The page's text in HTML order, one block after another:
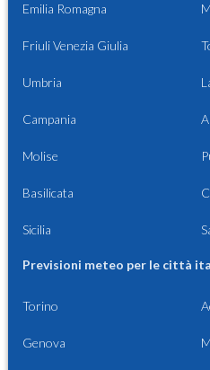
Emilia Romagna
Friuli Venezia Giulia
Umbria
Campania
Molise
Basilicata
Sicilia
Previsioni meteo per le città
Torino
Genova